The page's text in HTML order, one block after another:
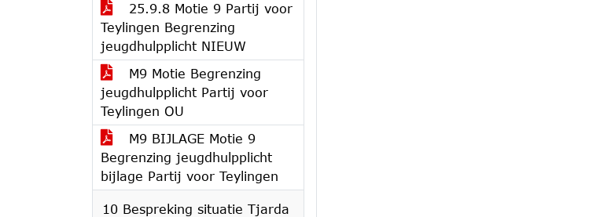
25.9.8 Motie 9 Partij voor
Teylingen Begrenzing
jeugdhulpplicht NIEUW
M9 Motie Begrenzing
jeugdhulpplicht Partij voor
Teylingen OU
M9 BIJLAGE Motie 9
Begrenzing jeugdhulpplicht
bijlage Partij voor Teylingen
10 Bespreking situatie Tjarda